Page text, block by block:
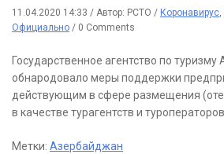
11.04.2020 14:33 / Автор: РСТО / Коронавирус,
Официально / 0 Comments
Государственное агентство по
обнародовало меры поддержки
действующим в сфере размещения
в качестве турагентств и
Метки: Азербайджан